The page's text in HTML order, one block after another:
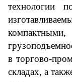
технологии
в торгово-
складах, а